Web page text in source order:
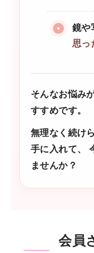
鏡や
思っ
そんなお悩み
すすめです。
無理なく続け
手に入れて、
ませんか？
会員